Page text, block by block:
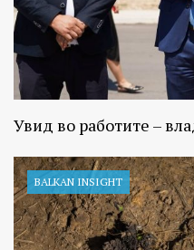
Увид во работите –
BALKAN INSIGHT